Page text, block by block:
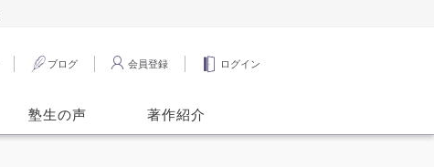
ブログ 会員登録 ログイン
塾生の声 著作紹介